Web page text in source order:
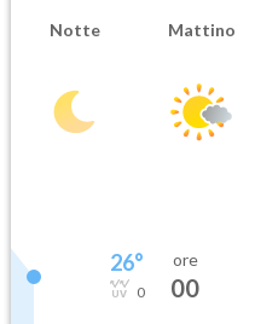
Notte Mattino
26°
0
ore
00